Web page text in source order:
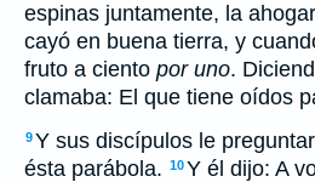
espinas juntamente, la
cayó en buena tierra, y
fruto a ciento por uno.
clamaba: El que tiene oídos
9Y sus discípulos le
ésta parábola. 10Y él dijo: A